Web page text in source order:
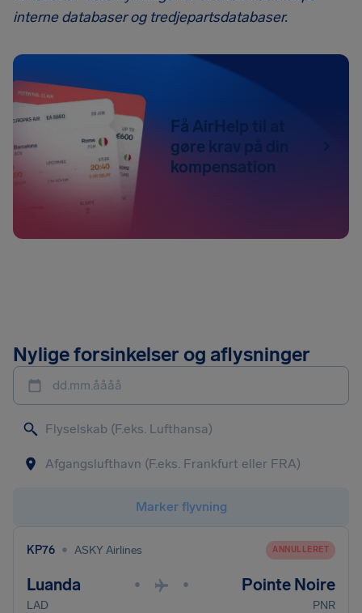
interne databaser og tredjepartsdatabaser.
Få AirHelp til at
gøre krav på din
kompensation
Nylige forsinkelser og aflysninger
dd.mm.åååå
Marker flyvning
KP76 • ASKY Airlines ANNULLERET
Luanda • • Pointe Noire
LAD PNR